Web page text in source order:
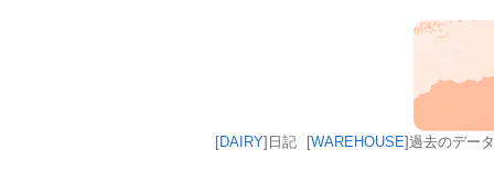
[DAIRY] 日記 [WAREHOUSE]過去のデータ